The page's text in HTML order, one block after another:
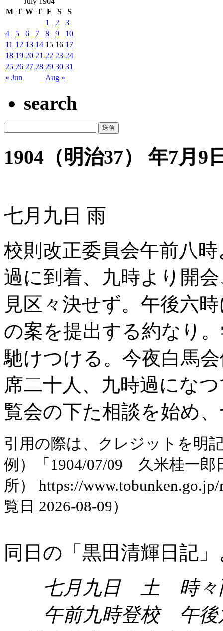
M T W T F S S
« Jun Aug »
1 2
3
4
5 6 7 8 9
10
11 12 13 14 15 16 17
18 19 20 21 22 23 24
25 26 27 28 29 30 31
search
1904（明治37） 年7月9
七月九日 雨
校則改正委員会午前八
過に到着、九時より開
見区々決せず。午後六
の案を提出する約なり
馳けつける。今夜白馬
席二十人、九時過にな
覧会の下た相談を始め
引用の際は、クレジットを明
例）「1904/07/09 久米桂一郎
所） https://
覧日 2026-08-09）
同日の「黒田清輝日記
七月九日 土 時々
午前九時登校 午後